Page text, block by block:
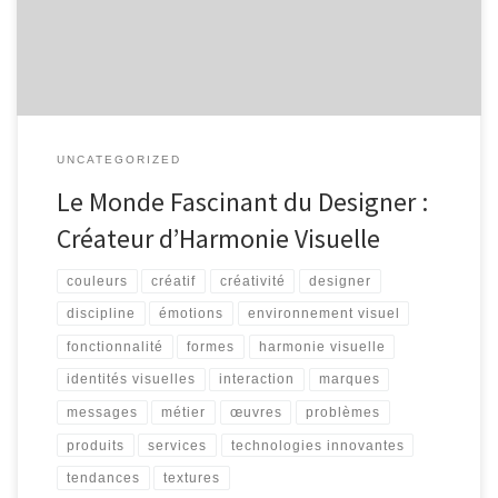
UNCATEGORIZED
Le Monde Fascinant du Designer :
Créateur d’Harmonie Visuelle
couleurs créatif créativité designer
discipline émotions environnement visuel
fonctionnalité formes harmonie visuelle
identités visuelles interaction marques
messages métier œuvres problèmes
produits services technologies innovantes
tendances textures